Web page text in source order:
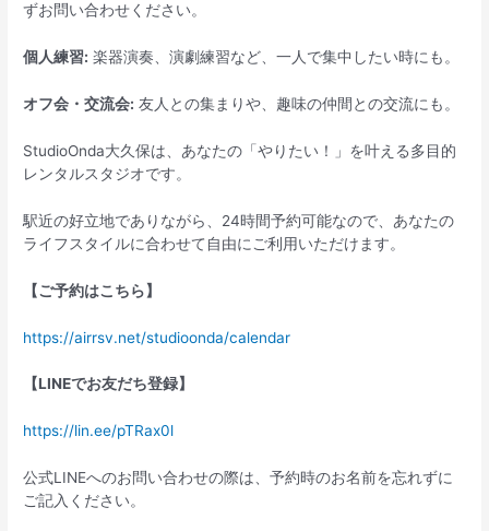
ずお問い合わせください。
個人練習: 楽器演奏、演劇練習など、一人で集中したい時にも。
オフ会・交流会: 友人との集まりや、趣味の仲間との交流にも。
StudioOnda大久保は、あなたの「やりたい！」を叶える多目的
レンタルスタジオです。
駅近の好立地でありながら、24時間予約可能なので、あなたの
ライフスタイルに合わせて自由にご利用いただけます。
【ご予約はこちら】
https://airrsv.net/studioonda/calendar
【LINEでお友だち登録】
https://lin.ee/pTRax0l
公式LINEへのお問い合わせの際は、予約時のお名前を忘れずに
ご記入ください。